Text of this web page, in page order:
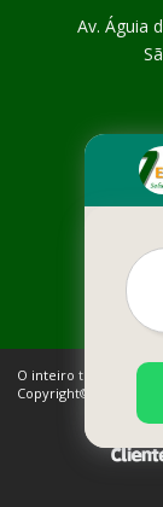
Av. Águia
O inteiro teor deste
Copyright© SEVEN